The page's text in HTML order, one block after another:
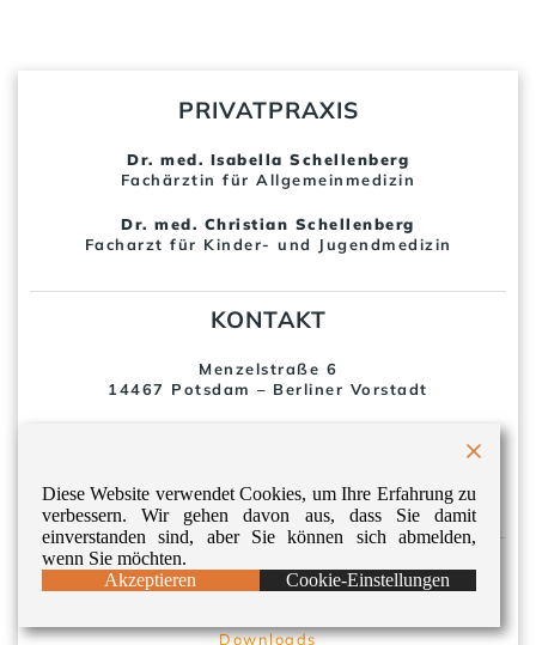
PRIVATPRAXIS
Dr. med. Isabella Schellenberg
Fachärztin für Allgemeinmedizin
Dr. med. Christian Schellenberg
Facharzt für Kinder- und Jugendmedizin
KONTAKT
Menzelstraße 6
14467 Potsdam – Berliner Vorstadt
mail@praxis-schellenberg.de
SERVICE
Downloads
Diese Website verwendet Cookies, um Ihre Erfahrung zu
verbessern. Wir gehen davon aus, dass Sie damit
einverstanden sind, aber Sie können sich abmelden,
wenn Sie möchten.
Akzeptieren
Cookie-Einstellungen